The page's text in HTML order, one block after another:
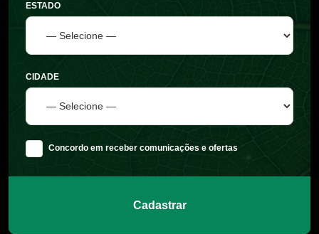
ESTADO
CIDADE
Concordo em receber comunicações e ofertas
Cadastrar